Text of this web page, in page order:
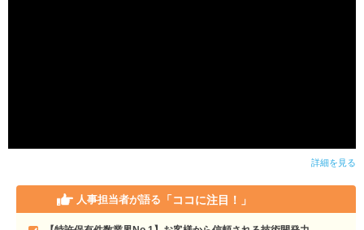
詳細を見る
人事担当者が語る 「ココに注目！」